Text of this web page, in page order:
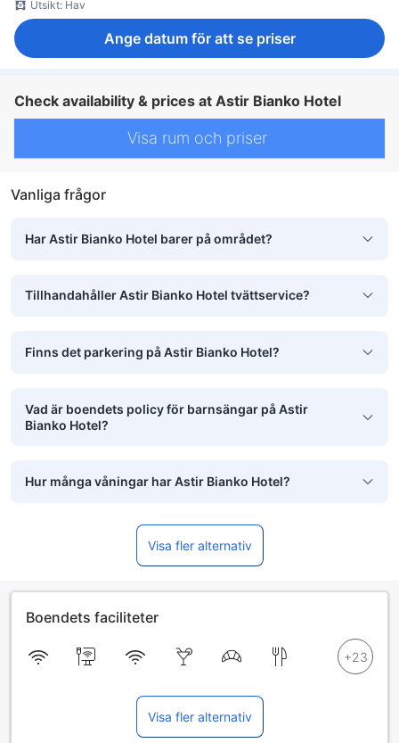
Utsikt: Hav
Ange datum för att se priser
Check availability & prices at Astir Bianko Hotel
Visa rum och priser
Vanliga frågor
Har Astir Bianko Hotel barer på området?
Tillhandahåller Astir Bianko Hotel tvättservice?
Finns det parkering på Astir Bianko Hotel?
Vad är boendets policy för barnsängar på Astir
Bianko Hotel?
Hur många våningar har Astir Bianko Hotel?
Visa fler alternativ
Boendets faciliteter
Visa fler alternativ